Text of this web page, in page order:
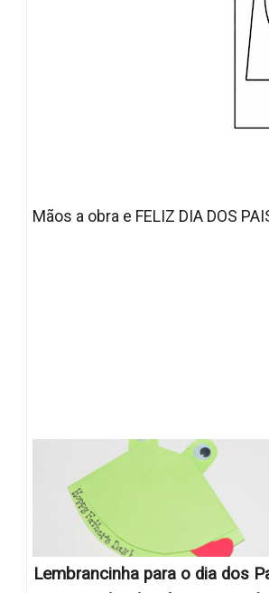
Mãos a obra e FELIZ DIA DOS
Lembrancinha para o dia dos